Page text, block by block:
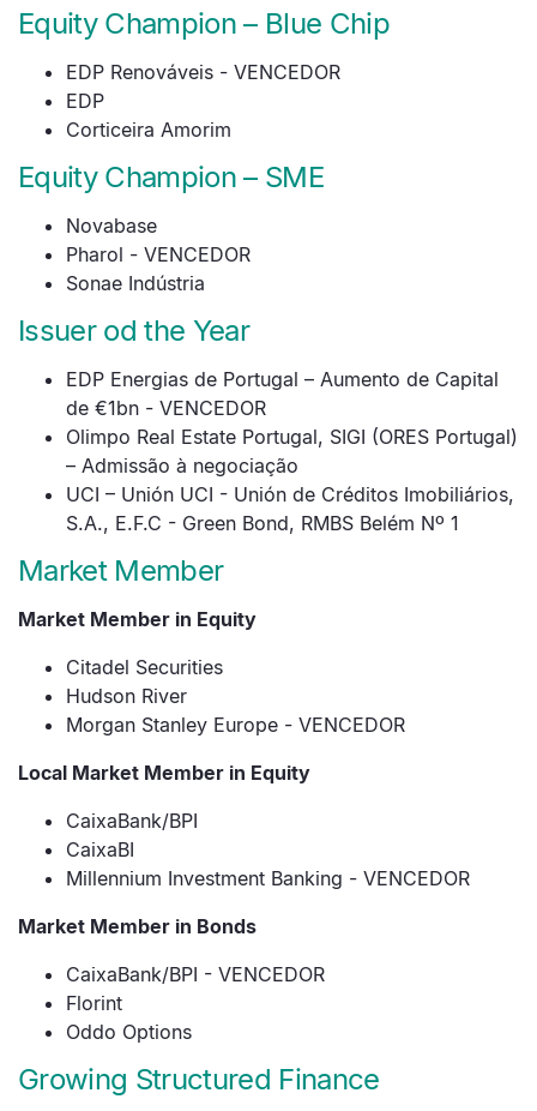
Equity Champion – Blue Chip
EDP Renováveis - VENCEDOR
EDP
Corticeira Amorim
Equity Champion – SME
Novabase
Pharol - VENCEDOR
Sonae Indústria
Issuer od the Year
EDP Energias de Portugal – Aumento de Capital
de €1bn - VENCEDOR
Olimpo Real Estate Portugal, SIGI (ORES Portugal)
– Admissão à negociação
UCI – Unión UCI - Unión de Créditos Imobiliários,
S.A., E.F.C - Green Bond, RMBS Belém Nº 1
Market Member
Market Member in Equity
Citadel Securities
Hudson River
Morgan Stanley Europe - VENCEDOR
Local Market Member in Equity
CaixaBank/BPI
CaixaBI
Millennium Investment Banking - VENCEDOR
Market Member in Bonds
CaixaBank/BPI - VENCEDOR
Florint
Oddo Options
Growing Structured Finance